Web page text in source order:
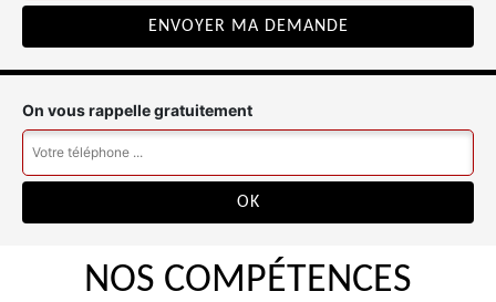
On vous rappelle gratuitement
NOS COMPÉTENCES